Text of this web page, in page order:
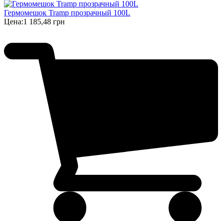
Гермомешок Tramp прозрачный 100L
Цена:1 185,48 грн